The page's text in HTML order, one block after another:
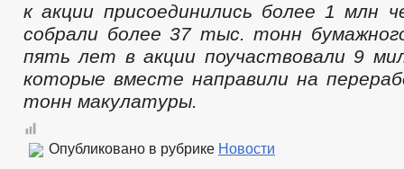
к акции присоединились более 1 млн
собрали более 37тыс. тонн
пять лет в акции поучаствовали 9
которые вместе направили на
тонн макулатуры.
Опубликовано в рубрике Новости